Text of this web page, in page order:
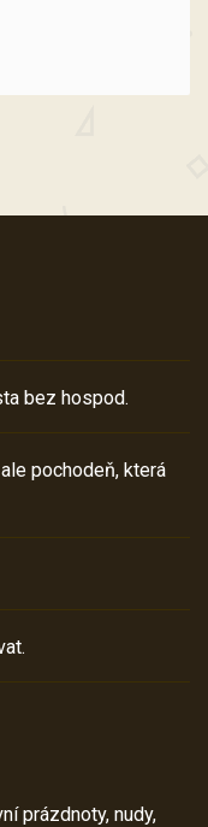
bez hospod.
pochodeň, která
prázdnoty, nudy,